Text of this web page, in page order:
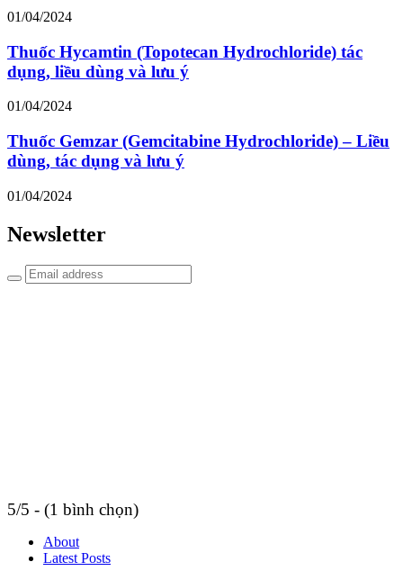
01/04/2024
Thuốc Hycamtin (Topotecan Hydrochloride) tác
dụng, liều dùng và lưu ý
01/04/2024
Thuốc Gemzar (Gemcitabine Hydrochloride) – Liều
dùng, tác dụng và lưu ý
01/04/2024
Newsletter
5/5 - (1 bình chọn)
About
Latest Posts